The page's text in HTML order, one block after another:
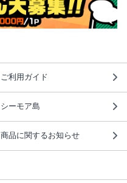
ご利用ガイド
シーモア島
商品に関するお知らせ